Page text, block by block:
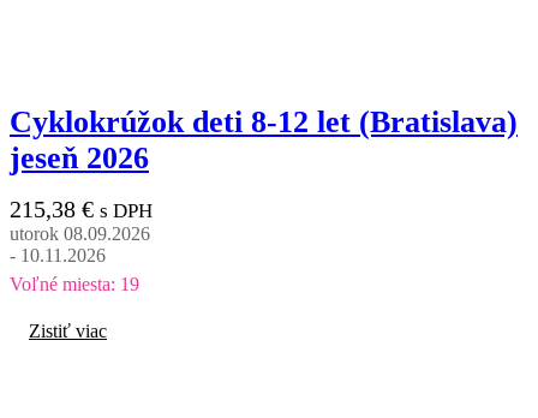
Cyklokrúžok deti 8-12 let (Bratislava)
jeseň 2026
215,38 € s DPH
utorok 08.09.2026
- 10.11.2026
Voľné miesta: 19
Zistiť viac